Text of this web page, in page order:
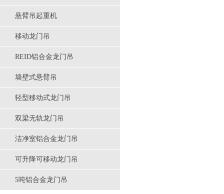
悬臂吊起重机
移动龙门吊
REID铝合金龙门吊
墙壁式悬臂吊
轻型移动式龙门吊
双梁无轨龙门吊
洁净室铝合金龙门吊
可升降可移动龙门吊
5吨铝合金龙门吊